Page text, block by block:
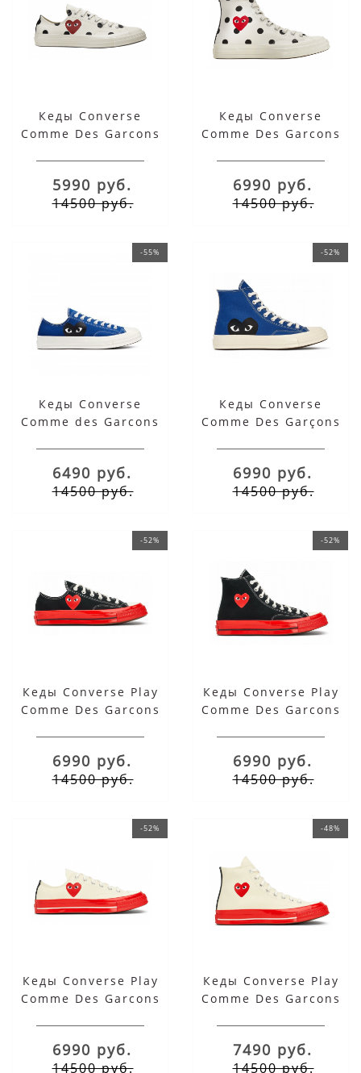
Кеды Converse
Comme Des Garcons
5990 руб.
14500 руб.
Кеды Converse
Comme Des Garcons
6990 руб.
14500 руб.
-55%
Кеды Converse
Comme des Garcons
6490 руб.
14500 руб.
-52%
Кеды Converse
Comme Des Garçons
6990 руб.
14500 руб.
-52%
Кеды Converse Play
Comme Des Garcons
6990 руб.
14500 руб.
-52%
Кеды Converse Play
Comme Des Garcons
6990 руб.
14500 руб.
-52%
Кеды Converse Play
Comme Des Garcons
6990 руб.
14500 руб.
-48%
Кеды Converse Play
Comme Des Garcons
7490 руб.
14500 руб.